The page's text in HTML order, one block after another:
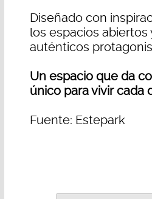
Diseñado con
los espacios abiertos
auténticos
Un espacio que da
único para vivir cada
Fuente: Estepark